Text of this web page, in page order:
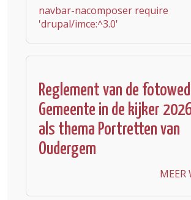
navbar-nacomposer require
'drupal/imce:^3.0'
Reglement van de
Gemeente in de kijker
als thema Portretten van
Oudergem
MEER